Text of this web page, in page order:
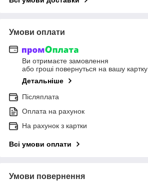
Умови оплати
Ви отримаєте замовлення
або гроші повернуться на вашу картку
Детальніше
Післяплата
Оплата на рахунок
На рахунок з картки
Всі умови оплати
Умови повернення